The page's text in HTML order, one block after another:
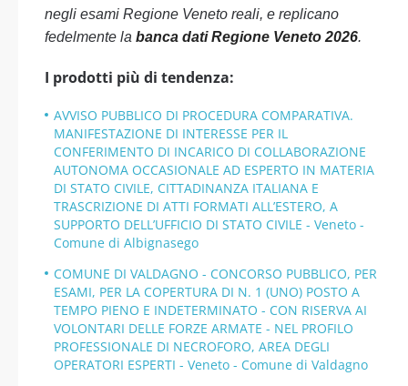
negli esami Regione Veneto reali, e replicano
fedelmente la banca dati Regione Veneto 2026.
I prodotti più di tendenza:
AVVISO PUBBLICO DI PROCEDURA COMPARATIVA.
MANIFESTAZIONE DI INTERESSE PER IL
CONFERIMENTO DI INCARICO DI COLLABORAZIONE
AUTONOMA OCCASIONALE AD ESPERTO IN MATERIA
DI STATO CIVILE, CITTADINANZA ITALIANA E
TRASCRIZIONE DI ATTI FORMATI ALL’ESTERO, A
SUPPORTO DELL’UFFICIO DI STATO CIVILE - Veneto -
Comune di Albignasego
COMUNE DI VALDAGNO - CONCORSO PUBBLICO, PER
ESAMI, PER LA COPERTURA DI N. 1 (UNO) POSTO A
TEMPO PIENO E INDETERMINATO - CON RISERVA AI
VOLONTARI DELLE FORZE ARMATE - NEL PROFILO
PROFESSIONALE DI NECROFORO, AREA DEGLI
OPERATORI ESPERTI - Veneto - Comune di Valdagno